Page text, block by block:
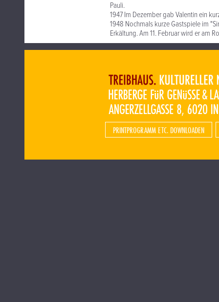
Pauli.
1947 Im Dezember gab Valentin ein
1948 Nochmals kurze Gastspiele im
Erkältung. Am 11. Februar wird er am
PRINTPROGRAMM ETC. DOWNLOADEN